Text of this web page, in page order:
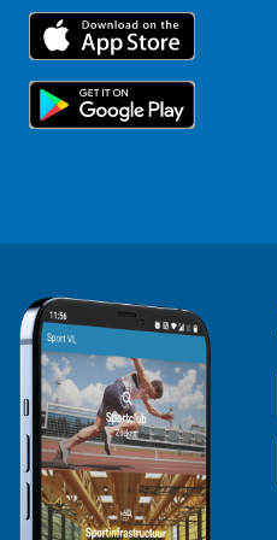
Trainers en begeleiders
Topsporters
Voor de pers